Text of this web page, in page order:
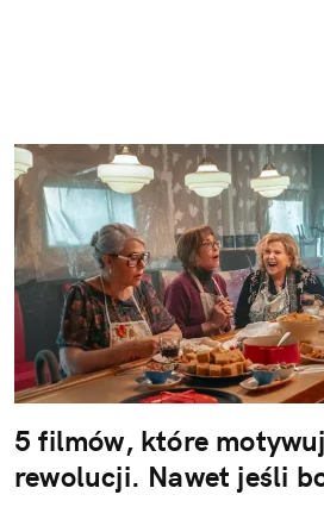
5 filmów, które
rewolucji. Nawet jeśli